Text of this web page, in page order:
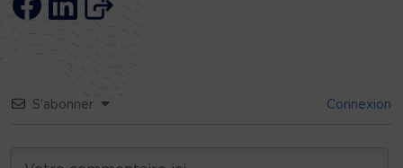
S’abonner Connexion